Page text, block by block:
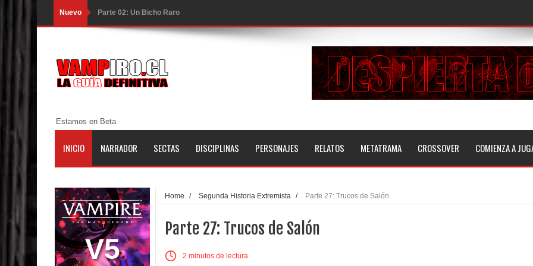
Nuevo Parte 02: Un Bicho Raro
Parte 01: Una Misión de Locos
Parte 03: Forastero en Tierra Muerta
Parte 10: El Secreto
Parte 06: El Trato con los Muertos
Parte 05: Sitiados
Parte 04: Se Descubre el Pastel
Parte 03: Una Piraña en el Bidé
Estamos en Beta
INICIO NARRADOR SECTAS DISCIPLINAS PERSONAJES RELATOS METATRAMA CROSSOVER COMIENZA A
V5
Home / Segunda Historia Extremista / Parte 27: Trucos de Salón
Parte 27: Trucos de Salón
2 minutos de lectura